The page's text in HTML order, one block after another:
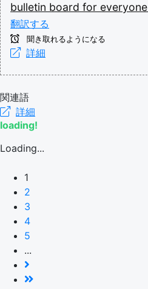
bulletin board for everyone
翻訳する
聞き取れるようになる
詳細
関連語
詳細
loading!
Loading...
1
2
3
4
5
...